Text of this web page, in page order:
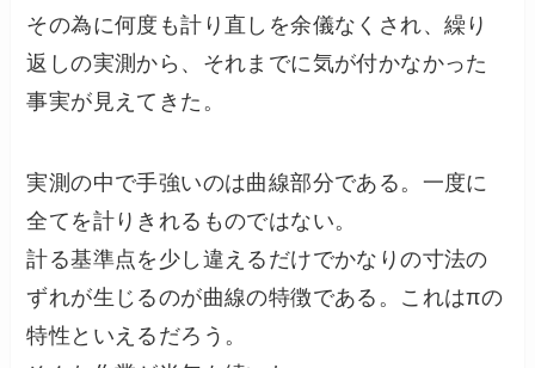
その為に何度も計り直しを余儀なくされ、繰り
返しの実測から、それまでに気が付かなかった
事実が見えてきた。
実測の中で手強いのは曲線部分である。一度に
全てを計りきれるものではない。
計る基準点を少し違えるだけでかなりの寸法の
ずれが生じるのが曲線の特徴である。これはπの
特性といえるだろう。